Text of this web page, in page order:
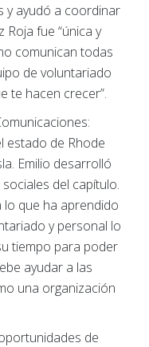
y ayudó a coordinar
fue “única y
comunican todas
de voluntariado
te hacen crecer”.
estado de Rhode
Emilio desarrolló
del capítulo.
que ha aprendido
y personal lo
tiempo para poder
ayudar a las
una organización
de